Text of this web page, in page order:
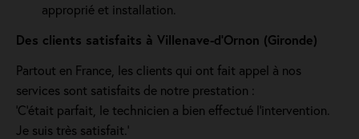
approprié et installation.
Des clients satisfaits à Villenave-d’Ornon (Gironde)
Partout en France, les clients qui ont fait appel à nos
services sont satisfaits de notre prestation :
'C’était parfait, le technicien a bien effectué l’intervention.
Je suis très satisfait.'